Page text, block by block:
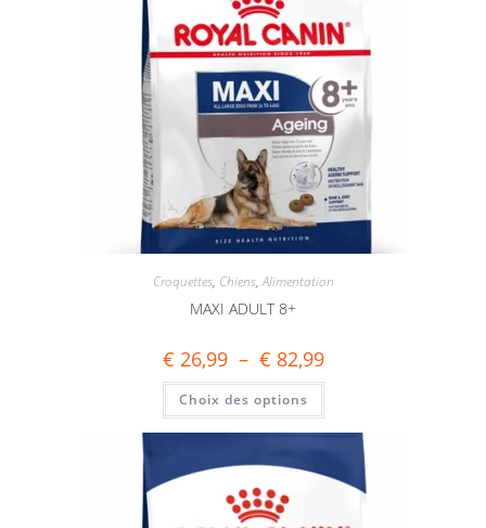
Croquettes, Chiens,Alimentation
MAXI ADULT 8+
€ 26,99 – € 82,99
Choix des options